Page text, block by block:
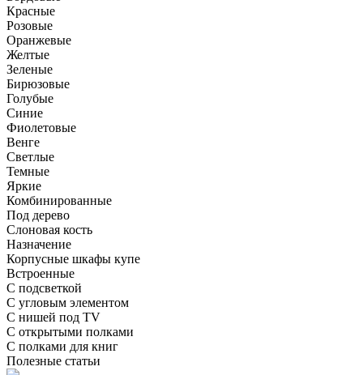
Красные
Розовые
Оранжевые
Желтые
Зеленые
Бирюзовые
Голубые
Синие
Фиолетовые
Венге
Светлые
Темные
Яркие
Комбинированные
Под дерево
Слоновая кость
Назначение
Корпусные шкафы купе
Встроенные
С подсветкой
С угловым элементом
С нишей под TV
С открытыми полками
С полками для книг
Полезные статьи